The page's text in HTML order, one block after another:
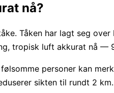
nå?
Tåken har lagt seg
tropisk luft akkurat nå —
personer kan
sikten til rundt 2 km.